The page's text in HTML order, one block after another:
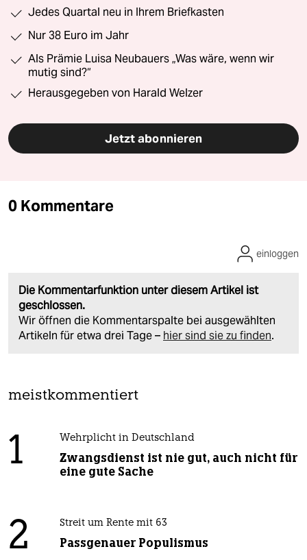
Jedes Quartal neu in Ihrem Briefkasten
Nur 38 Euro im Jahr
Als Prämie Luisa Neubauers „Was wäre, wenn wir
mutig sind?“
Herausgegeben von Harald Welzer
Jetzt abonnieren
0 Kommentare
Die Kommentarfunktion unter diesem Artikel ist
geschlossen.
Wir öffnen die Kommentarspalte bei ausgewählten
Artikeln für etwa drei Tage – hier sind sie zu finden.
einloggen
meistkommentiert
1 Wehrplicht in Deutschland
Zwangsdienst ist nie gut, auch nicht für
eine gute Sache
2 Streit um Rente mit 63
Passgenauer Populismus